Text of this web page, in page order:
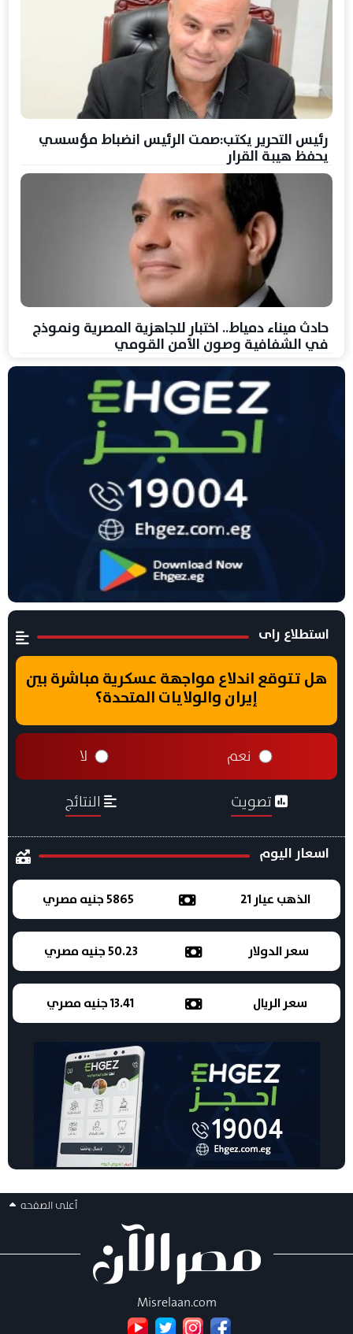
رئيس التحرير يكتب:صمت الرئيس انضباط مؤسسي
يحفظ هيبة القرار
حادث ميناء دمياط.. اختبار للجاهزية المصرية ونموذج
في الشفافية وصون الأمن القومي
استطلاع راى
هل تتوقع اندلاع مواجهة عسكرية مباشرة بين
إيران والولايات المتحدة؟
نعم لا
تصويت النتائج
اسعار اليوم
الذهب عيار 21 5865 جنيه مصري
سعر الدولار 50.23 جنيه مصري
سعر الريال 13.41 جنيه مصري
أعلى الصفحه
Misrelaan.com